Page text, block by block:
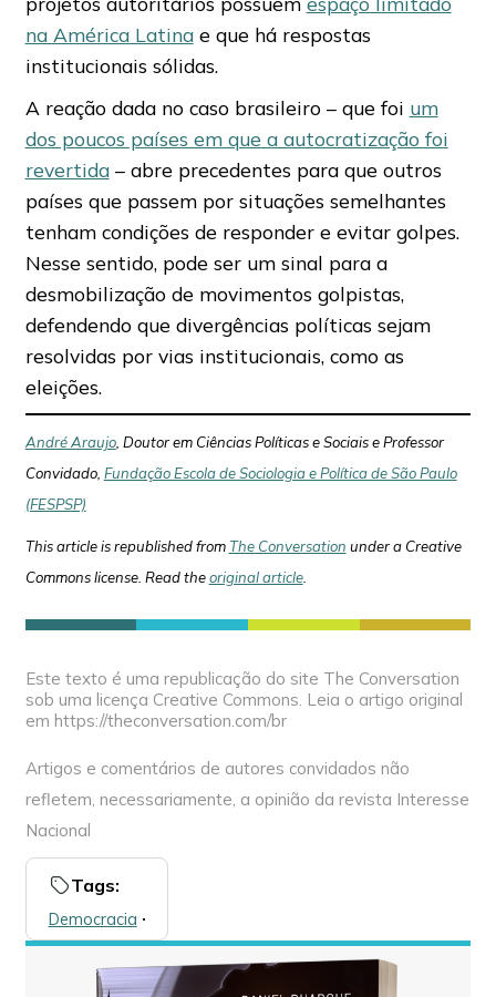
na América Latinae que há respostas
institucionais sólidas.
A reação dada no caso brasileiro – que foi um
dos poucos países em que a autocratização foi
revertida– abre precedentes para que outros
países que passem por situações semelhantes
tenham condições de responder e evitar golpes.
Nesse sentido, pode ser um sinal para a
desmobilização de movimentos golpistas,
defendendo que divergências políticas sejam
resolvidas por vias institucionais, como as
eleições.
André Araujo, Doutor em Ciências Políticas e Sociais e Professor
Convidado, Fundação Escola de Sociologia e Política de São Paulo
(FESPSP)
This article is republished from The Conversation under a Creative
Commons license. Read theoriginal article.
Este texto é uma republicação do site The Conversation
sob uma licença Creative Commons. Leia o artigo original
em https://theconversation.com/br
Artigos e comentários de autores convidados não
refletem, necessariamente, a opinião da revista Interesse
Nacional
Tags:
Democracia 🞌